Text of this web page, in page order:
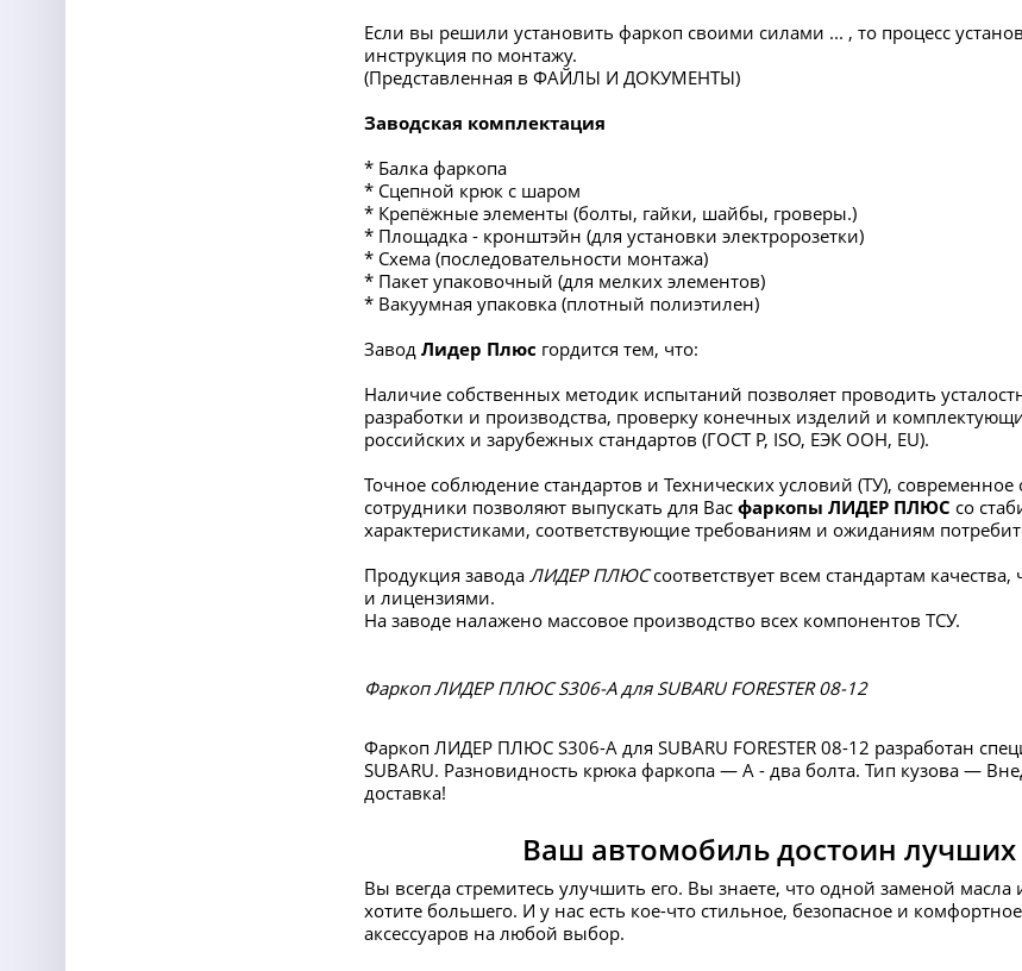
Если вы решили установить фаркоп своими силами ... , то процесс
инструкция по монтажу.
(Представленная в ФАЙЛЫ И ДОКУМЕНТЫ)
Заводская комплектация
* Балка фаркопа
* Сцепной крюк с шаром
* Крепёжные элементы (болты, гайки, шайбы, гроверы.)
* Площадка - кронштэйн (для установки электророзетки)
* Схема (последовательности монтажа)
* Пакет упаковочный (для мелких элементов)
* Вакуумная упаковка (плотный полиэтилен)
Завод Лидер Плюс гордится тем, что:
Наличие собственных методик испытаний позволяет проводить
разработки и производства, проверку конечных изделий и
российских и зарубежных стандартов (ГОСТ Р, ISO, ЕЭК ООН, EU).
Точное соблюдение стандартов и Технических условий (ТУ),
сотрудники позволяют выпускать для Вас фаркопы ЛИДЕР ПЛЮС со
характеристиками, соответствующие требованиям и ожиданиям
Продукция завода ЛИДЕР ПЛЮСсоответствует всем стандартам
и лицензиями.
На заводе налажено массовое производство всех компонентов ТСУ.
Фаркоп ЛИДЕР ПЛЮС S306-A для SUBARU FORESTER 08-12
Фаркоп ЛИДЕР ПЛЮС S306-A для SUBARU FORESTER 08-12 разработан
SUBARU. Разновидность крюка фаркопа — А - два болта. Тип кузова —
доставка!
Ваш автомобиль достоин лучших
Вы всегда стремитесь улучшить его. Вы знаете, что одной заменой
хотите большего. И у нас есть кое-что стильное, безопасное и
аксессуаров на любой выбор.